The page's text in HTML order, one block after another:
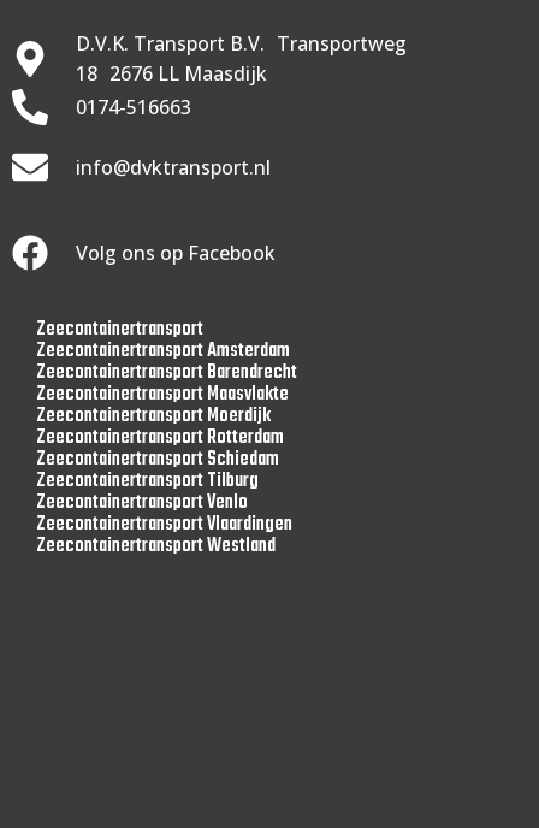
D.V.K. Transport B.V. Transportweg
18 2676 LL Maasdijk
0174-516663
info@dvktransport.nl
Volg ons op Facebook
Zeecontainertransport
Zeecontainertransport Amsterdam
Zeecontainertransport Barendrecht
Zeecontainertransport Maasvlakte
Zeecontainertransport Moerdijk
Zeecontainertransport Rotterdam
Zeecontainertransport Schiedam
Zeecontainertransport Tilburg
Zeecontainertransport Venlo
Zeecontainertransport Vlaardingen
Zeecontainertransport Westland